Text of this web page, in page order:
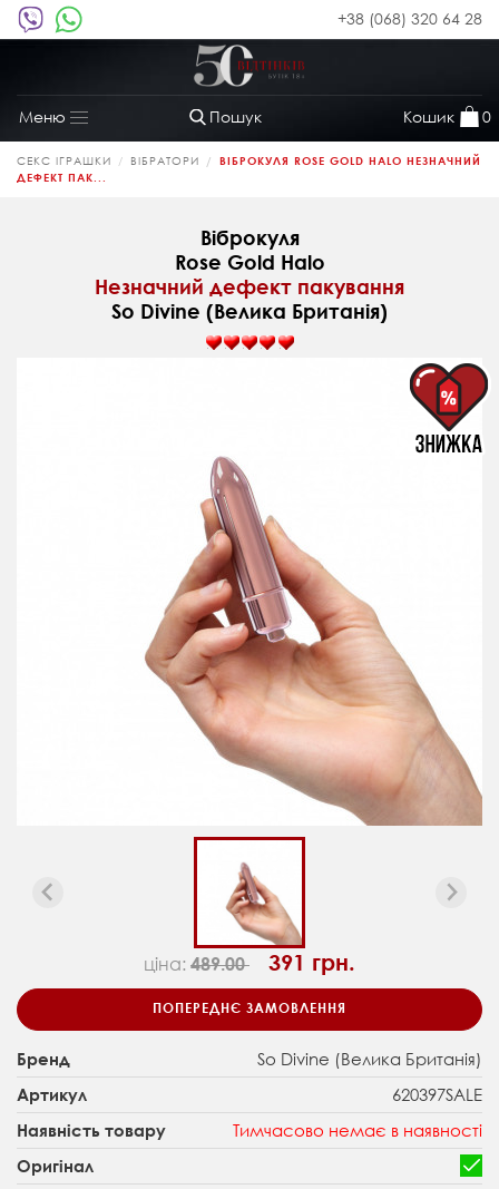
+38 (068) 320 64 28
Пошук Кошик 0
Меню
Toggle
navigation
СЕКС ІГРАШКИ ВІБРАТОРИ
ВІБРОКУЛЯ ROSE GOLD HALO НЕЗНАЧНИЙ
ДЕФЕКТ ПАК...
Віброкуля
Rose Gold Halo
Незначний дефект пакування
So Divine (Велика Британія)
ціна: 489.00 391 грн.
ПОПЕРЕДНЄ ЗАМОВЛЕННЯ
Бренд So Divine (Велика Британія)
Артикул 620397SALE
Наявність товару Тимчасово немає в наявності
Оригінал